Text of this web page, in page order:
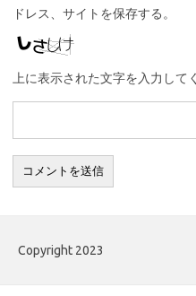
ドレス、サイトを保存する。
上に表示された文字を入力して
Copyright 2023